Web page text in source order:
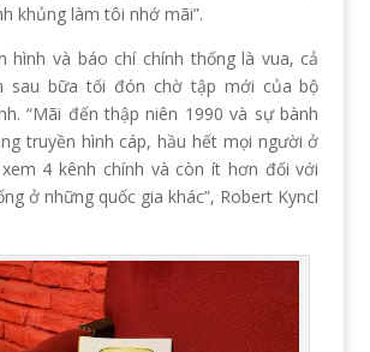
khủng làm tôi nhớ mãi”.
hình và báo chí chính thống là vua, cả
sau bữa tối đón chờ tập mới của bộ
“Mãi đến thập niên 1990 và sự bành
truyền hình cáp, hầu hết mọi người ở
4 kênh chính và còn ít hơn đối với
ở những quốc gia khác”, Robert Kyncl